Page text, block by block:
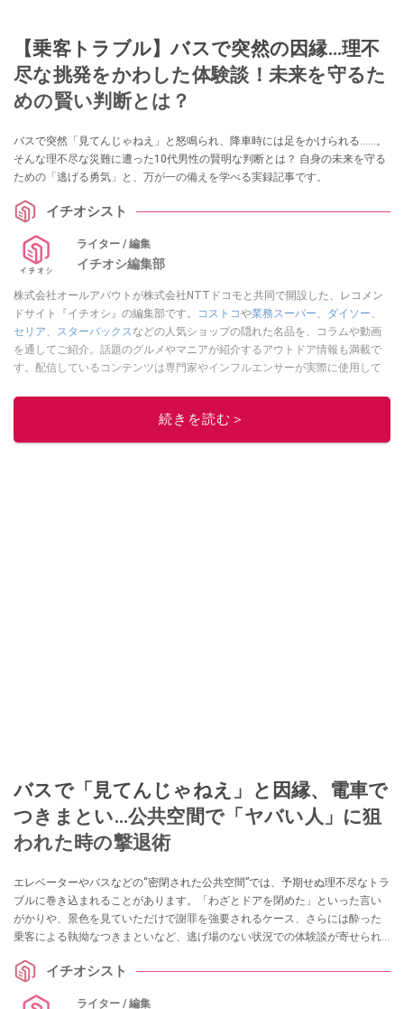
【乗客トラブル】バスで突然の因縁…理不
尽な挑発をかわした体験談！未来を守るた
めの賢い判断とは？
バスで突然「見てんじゃねえ」と怒鳴られ、降車時には足をかけられる……。
そんな理不尽な災難に遭った10代男性の賢明な判断とは？ 自身の未来を守る
ための「逃げる勇気」と、万が一の備えを学べる実録記事です。
イチオシスト
ライター / 編集
イチオシ編集部
株式会社オールアバウトが株式会社NTTドコモと共同で開設した、レコメン
ドサイト『イチオシ』の編集部です。
コストコや業務スーパー、 ダイソー、
セリア、 スターバックスなどの人気ショップの隠れた名品を、コラムや動画
を通してご紹介。話題のグルメやマニアが紹介するアウトドア情報も満載で
す。配信しているコンテンツは専門家やインフルエンサーが実際に使用して
ニュースでフォロー
続きを読む＞
バスで「見てんじゃねえ」と因縁、電車で
つきまとい…公共空間で「ヤバい人」に狙
われた時の撃退術
エレベーターやバスなどの“密閉された公共空間”では、予期せぬ理不尽なトラ
ブルに巻き込まれることがあります。「わざとドアを閉めた」といった言い
がかりや、景色を見ていただけで謝罪を強要されるケース、さらには酔った
乗客による執拗なつきまといなど、逃げ場のない状況での体験談が寄せられ
ながら自分を守るための考え方や対処法を紹介します。
イチオシスト
ライター / 編集